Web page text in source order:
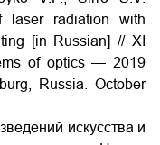
laser radiation with
[in Russian] // XI
of optics — 2019
Russia. October
искусства и